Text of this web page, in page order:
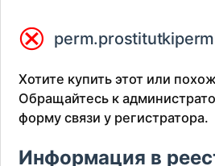
⮿
Хотите купить этот или
Обращайтесь к
форму связи у регистратора.
Информация в